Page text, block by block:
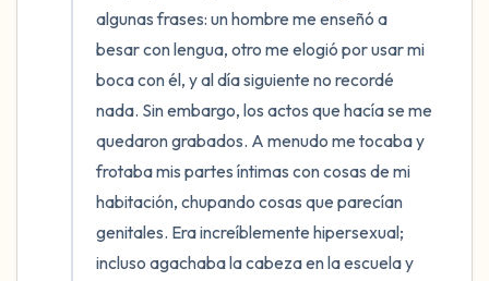
algunas frases: un hombre me enseñó a
besar con lengua, otro me elogió por usar mi
boca con él, y al día siguiente no recordé
nada. Sin embargo, los actos que hacía se me
quedaron grabados. A menudo me tocaba y
frotaba mis partes íntimas con cosas de mi
habitación, chupando cosas que parecían
genitales. Era increíblemente hipersexual;
incluso agachaba la cabeza en la escuela y